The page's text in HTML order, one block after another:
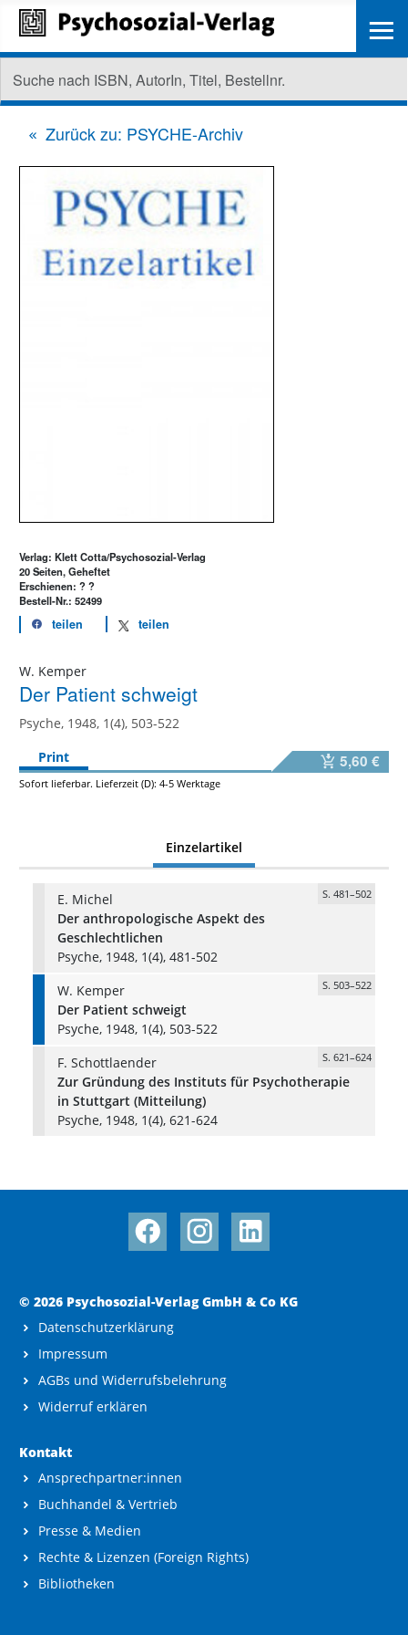
Zurück zu: PSYCHE-Archiv
Verlag: Klett Cotta/Psychosozial-Verlag
20 Seiten, Geheftet
Erschienen: ? ?
Bestell-Nr.: 52499
teilen teilen
W. Kemper
Der Patient schweigt
Psyche, 1948, 1(4), 503-522
Print
5,60 €
Sofort lieferbar. Lieferzeit (D): 4-5 Werktage
Einzelartikel
E. Michel S. 481–502
Der anthropologische Aspekt des
Geschlechtlichen
Psyche, 1948, 1(4), 481-502
W. Kemper
S. 503–522
Der Patient schweigt
Psyche, 1948, 1(4), 503-522
F. Schottlaender
S. 621–624
Zur Gründung des Instituts für Psychotherapie
in Stuttgart (Mitteilung)
Psyche, 1948, 1(4), 621-624
© 2026 Psychosozial-Verlag GmbH & Co KG
Datenschutzerklärung
Impressum
AGBs und Widerrufsbelehrung
Widerruf erklären
Kontakt
Ansprechpartner:innen
Buchhandel & Vertrieb
Presse & Medien
Rechte & Lizenzen (Foreign Rights)
Bibliotheken
≡